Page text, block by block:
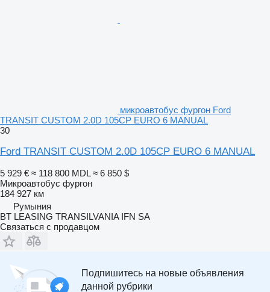
микроавтобус фургон Ford
TRANSIT CUSTOM 2.0D 105CP EURO 6 MANUAL
30
Ford TRANSIT CUSTOM 2.0D 105CP EURO 6 MANUAL
5 929 € ≈ 118 800 MDL ≈ 6 850 $
Микроавтобус фургон
184 927 км
Румыния
BT LEASING TRANSILVANIA IFN SA
Связаться с продавцом
Подпишитесь на новые объявления
данной рубрики